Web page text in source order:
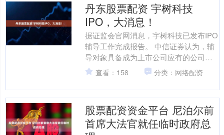
丹东股票配资 宇树科技
IPO，大消息！
据证监会官网消息，宇树科技已发布IPO
辅导工作完成报告。 中信证券认为，辅
导对象具备成为上市公司应有的公司治
理结构、会计基础工作、内部控制制
度，充分了解多层次资....
查看：158 分类：网络配资
股票配资资金平台 尼泊尔前
首席大法官就任临时政府总